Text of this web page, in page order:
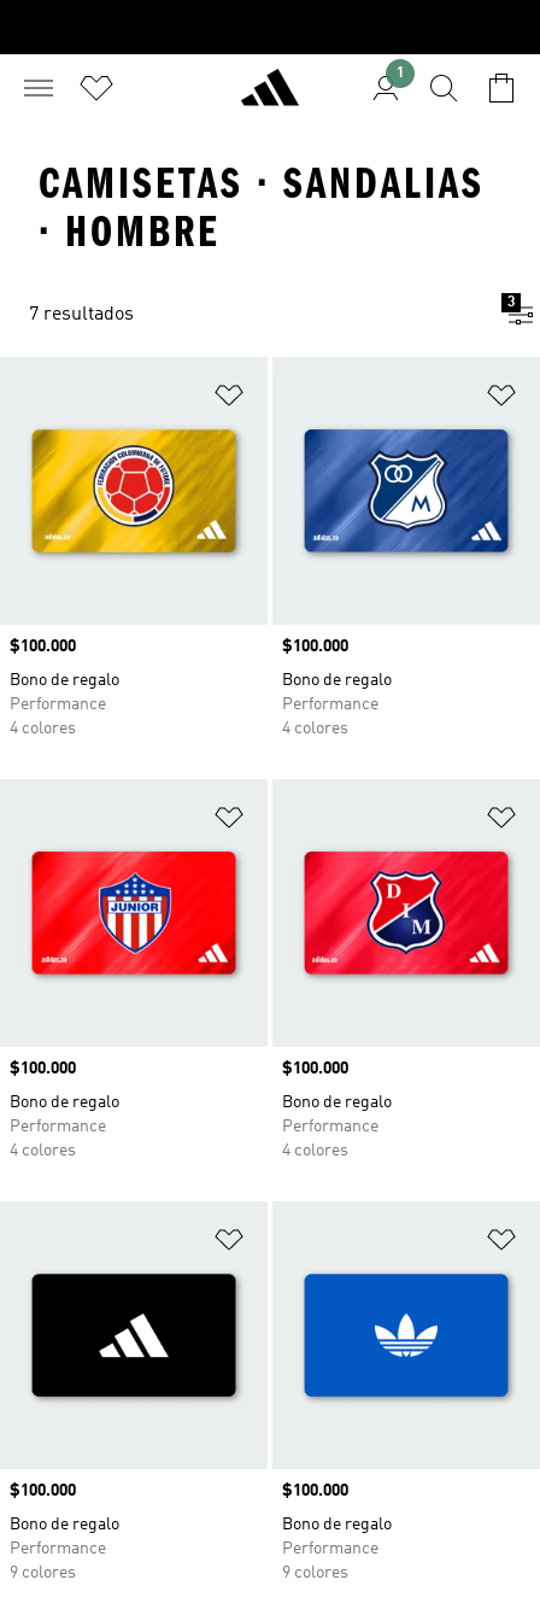
1
CAMISETAS · SANDALIAS
· HOMBRE
7 resultados
3
Precio
$100.000
Bono de regalo
Performance
4 colores
Precio
$100.000
Bono de regalo
Performance
4 colores
Precio
$100.000
Bono de regalo
Performance
4 colores
Precio
$100.000
Bono de regalo
Performance
4 colores
Precio
$100.000
Bono de regalo
Performance
9 colores
Precio
$100.000
Bono de regalo
Performance
9 colores